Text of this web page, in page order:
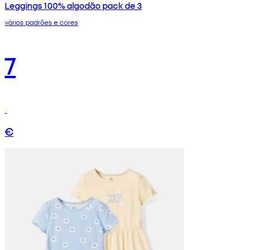
Leggings 100% algodão pack de 3
vários padrões e cores
7
€